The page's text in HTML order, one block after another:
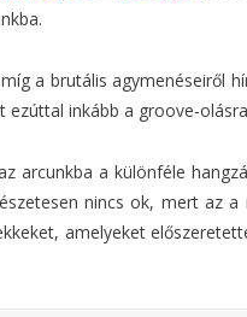
a brutális agymenéseiről
inkább a groove-
a különféle
nincs ok, mert az
amelyeket